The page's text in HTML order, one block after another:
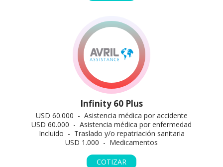
Infinity 60 Plus
USD 60.000 - Asistencia médica por accidente
USD 60.000 - Asistencia médica por enfermedad
Incluido - Traslado y/o repatriación sanitaria
USD 1.000 - Medicamentos
COTIZAR